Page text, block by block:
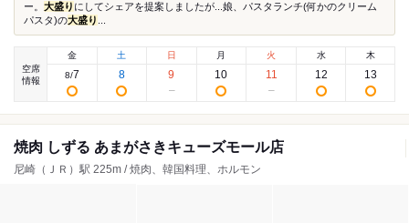
ー。 大盛り にしてシェアを提案しましたが...娘、パスタランチ(何かのクリーム
パスタ)の大盛り
空席
情報
金
8/7
土
8
日
9
月
10
火
11
水
12
木
13
焼肉 しずる あまがさきキューズモール店
尼崎（ＪＲ）駅 225m / 焼肉、韓国料理、ホルモン